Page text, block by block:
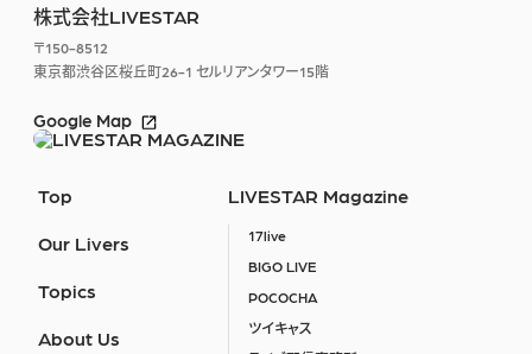
株式会社LIVESTAR
〒150-8512
東京都渋谷区桜丘町26-1 セルリアンタワー15階
Google Map
Top
Our Livers
Topics
About Us
LIVESTAR Magazine
17live
BIGO LIVE
POCOCHA
ツイキャス